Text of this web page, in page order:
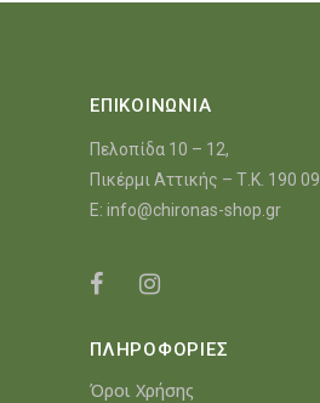
ΕΠΙΚΟΙΝΩΝΙΑ
Πελοπίδα 10 – 12,
Πικέρμι Αττικής – Τ.Κ. 190 09
E: info@chironas-shop.gr
ΠΛΗΡΟΦΟΡΙΕΣ
Όροι Χρήσης